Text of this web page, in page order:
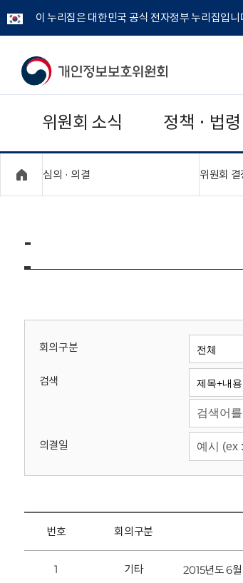
이 누리집은 대한민국 공식 전자정부 누리집입니
개
보
보
위
회
위원회 소식 정책 · 법령
심의 · 의결 위원회 결
-
회의구분
검색
의결일
번호 회의구분
1 기타 2015년도 6